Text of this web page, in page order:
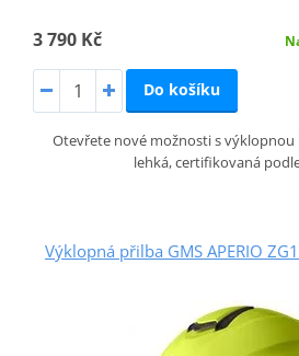
3 790 Kč
Do košíku
Otevřete nové možnosti s výklopnou
lehká, certifikovaná
Výklopná přilba GMS APERIO